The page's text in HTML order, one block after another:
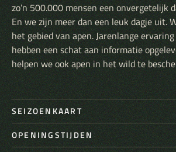
zo’n 500.000 mensen een onvergetelijk
En we zijn meer dan een leuk dagje uit.
het gebied van apen. Jarenlange
hebben een schat aan informatie
helpen we ook apen in het wild te
SEIZOENKAART
OPENINGSTIJDEN